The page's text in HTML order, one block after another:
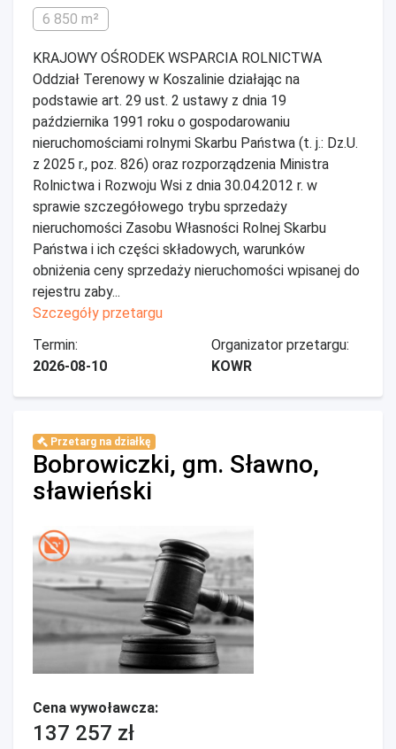
6 850 m²
KRAJOWY OŚRODEK WSPARCIA ROLNICTWA
Oddział Terenowy w Koszalinie działając na
podstawie art. 29 ust. 2 ustawy z dnia 19
października 1991 roku o gospodarowaniu
nieruchomościami rolnymi Skarbu Państwa (t. j.: Dz.U.
z 2025 r., poz. 826) oraz rozporządzenia Ministra
Rolnictwa i Rozwoju Wsi z dnia 30.04.2012 r. w
sprawie szczegółowego trybu sprzedaży
nieruchomości Zasobu Własności Rolnej Skarbu
Państwa i ich części składowych, warunków
obniżenia ceny sprzedaży nieruchomości wpisanej do
rejestru zaby...
Szczegóły przetargu
Termin:
2026-08-10
Organizator przetargu:
KOWR
Przetarg na działkę
Bobrowiczki, gm. Sławno,
sławieński
Cena wywoławcza:
137 257 zł